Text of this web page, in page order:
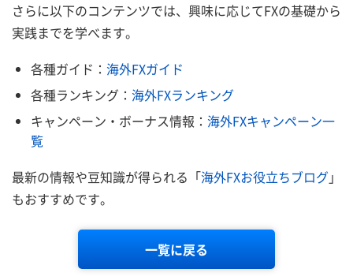
さらに以下のコンテンツでは、興味に応じてFXの基礎から
実践までを学べます。
各種ガイド： 海外FXガイド
各種ランキング： 海外FXランキング
キャンペーン・ボーナス情報： 海外FXキャンペーン一
覧
最新の情報や豆知識が得られる「海外FXお役立ちブログ」
もおすすめです。
一覧に戻る